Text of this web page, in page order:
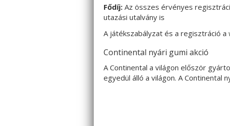
Fődíj: Az összes érvényes
utazási utalvány is
A játékszabályzat és a regisztráció a
Continental nyári gumi akció
A Continental a világon először
egyedül álló a világon. A Continental